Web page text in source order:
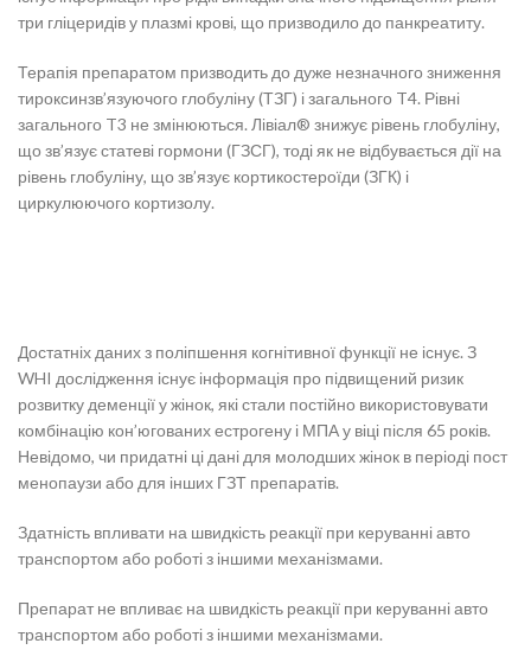
три гліцеридів у плазмі крові, що призводило до панкреатиту.
Терапія препаратом призводить до дуже незначного зниження
тироксинзв’язуючого глобуліну (ТЗГ) і загального T4. Рівні
загального T3 не змінюються. Лівіал® знижує рівень глобуліну,
що зв’язує статеві гормони (ГЗСГ), тоді як не відбувається дії на
рівень глобуліну, що зв’язує кортикостероїди (ЗГК) і
циркулюючого кортизолу.
Достатніх даних з поліпшення когнітивної функції не існує. З
WHI дослідження існує інформація про підвищений ризик
розвитку деменції у жінок, які стали постійно використовувати
комбінацію кон’югованих естрогену і МПА у віці після 65 років.
Невідомо, чи придатні ці дані для молодших жінок в періоді пост
менопаузи або для інших ГЗТ препаратів.
Здатність впливати на швидкість реакції при керуванні авто
транспортом або роботі з іншими механізмами.
Препарат не впливає на швидкість реакції при керуванні авто
транспортом або роботі з іншими механізмами.